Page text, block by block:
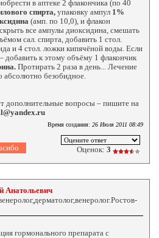
в аптеке 2 флакончика (по 40
спирта, упаковку ампул 1%
(амп. по 10,0), и флакон
все ампулы диоксидина, смешать
сал. спирта, добавить 1 стол.
и 4 стол. ложки кипячёной воды. Если
добавить к этому объёму 1 флакончик
Протирать 2 раза в день... Лечение
абсолютно безобидное.
дополнительные вопросы – пишите на
Время создания: 26 Июля 2011 08:49
Оценок: 3
Анатольевич
гормонального препарата с